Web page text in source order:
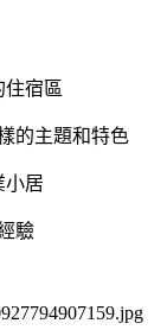
宿區
的主題和特色
小居
驗